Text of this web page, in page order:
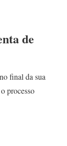
de
final da sua
processo